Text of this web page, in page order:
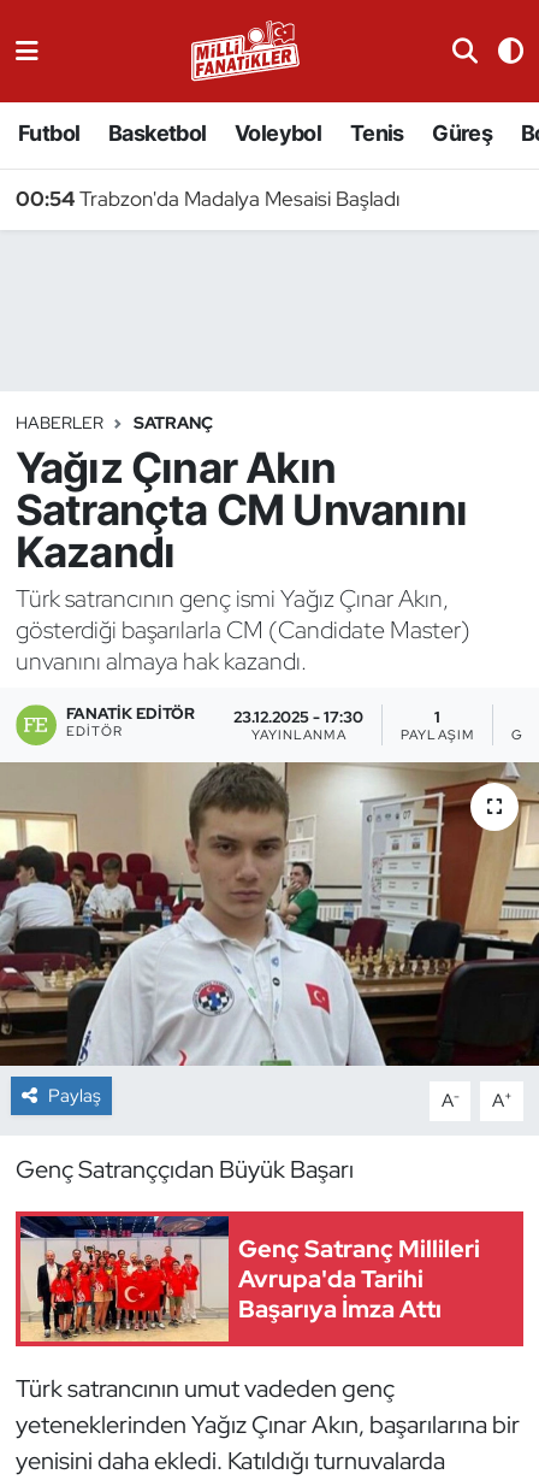
Futbol Basketbol Voleybol Tenis Güreş
00:54Trabzon'da Madalya Mesaisi Başladı
HABERLER SATRANÇ
Yağız Çınar Akın
Satrançta CM Unvanını
Kazandı
Türk satrancının genç ismi Yağız Çınar Akın,
gösterdiği başarılarla CM (Candidate Master)
unvanını almaya hak kazandı.
FANATIK EDITÖR
EDITÖR
23.12.2025 - 17:30
YAYINLANMA
1
PAYLAŞIM
Paylaş A- A+
Genç Satranççıdan Büyük Başarı
Genç Satranç Millileri
Avrupa'da Tarihi
Başarıya İmza Attı
Türk satrancının umut vadeden genç
yeteneklerinden Yağız Çınar Akın, başarılarına bir
yenisini daha ekledi. Katıldığı turnuvalarda
Badminton
Binicilik
Bisiklet
Boks
Briç
Buz Hokeyi
Buz Pateni
Çim Hokeyi
Cimnastik
Curling
Dağcılık
E-Spor
Eskrim
Futbol
Futsal